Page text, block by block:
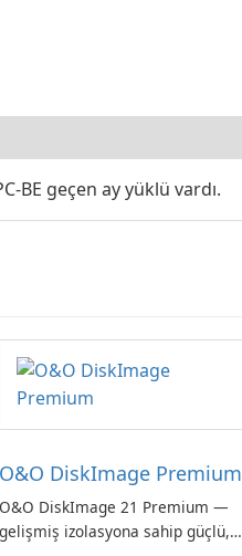
BE geçen ay yüklü vardı.
O&O DiskImage Premium
O&O DiskImage 21 Premium —
gelişmiş izolasyona sahip güçlü,